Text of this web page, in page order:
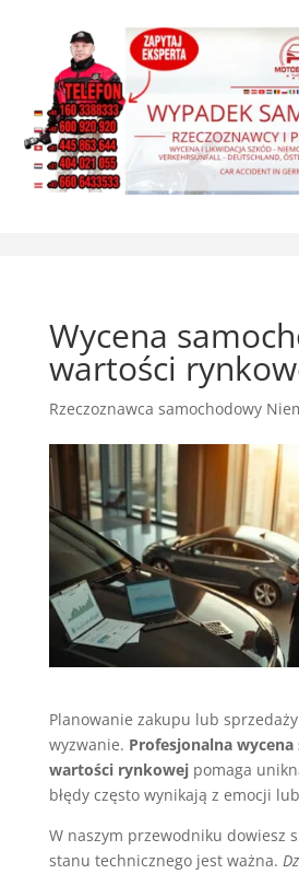
Wycena
wartości
Rzeczoznawca samochodowy
Planowanie zakupu lub
wyzwanie. Profesjonalna
wartości rynkowejpomaga
błędy często wynikają z emocji
W naszym przewodniku dowiesz
stanu technicznego jest ważna.